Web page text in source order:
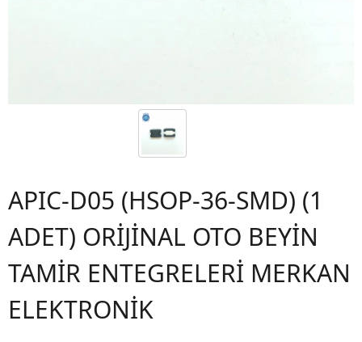
APIC-D05 (HSOP-36-SMD) (1
ADET) ORİJİNAL OTO BEYİN
TAMİR ENTEGRELERİ MERKAN
ELEKTRONİK